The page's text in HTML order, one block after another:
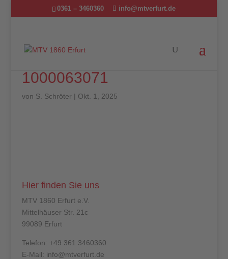
0361 – 3460360 info@mtverfurt.de
1000063071
von S. Schröter | Okt. 1, 2025
Hier finden Sie uns
MTV 1860 Erfurt e.V.
Mittelhäuser Str. 21c
99089 Erfurt
Telefon: +49 361 3460360
E-Mail: info@mtverfurt.de